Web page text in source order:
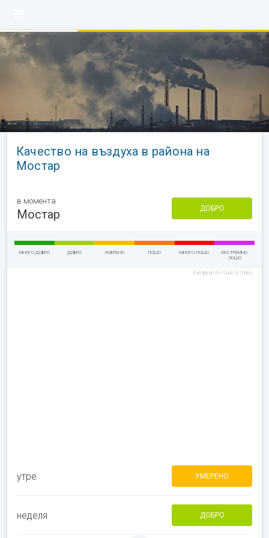
Качество на въздуха в района на
Мостар
в момента
Мостар ДОБРО
МНОГО ДОБРО ДОБРО УМЕРЕНО ЛОШО МНОГО ЛОШО
ЕКСТРЕМНО
ЛОШО
European Air Quality Index
утре УМЕРЕНО
неделя ДОБРО